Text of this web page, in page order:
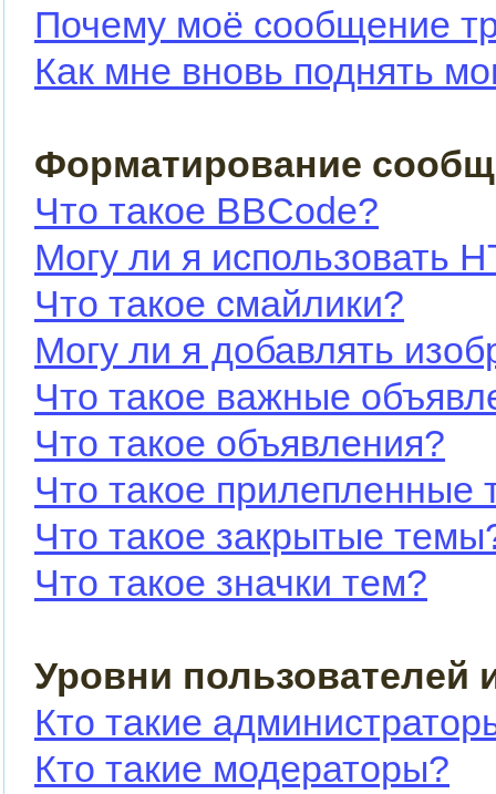
Почему моё сообщение
Как мне вновь поднять
Форматирование
Что такое BBCode?
Могу ли я использовать
Что такое смайлики?
Могу ли я добавлять
Что такое важные
Что такое объявления?
Что такое прилепленные
Что такое закрытые
Что такое значки тем?
Уровни пользователей
Кто такие
Кто такие модераторы?